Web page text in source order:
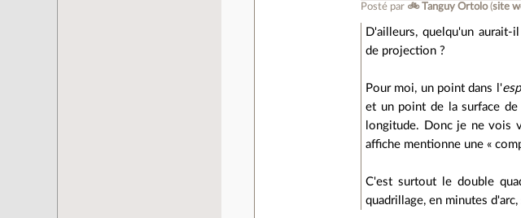
Posté par 🚲 Tanguy Ortolo(site
D'ailleurs, quelqu'un
de projection ?
Pour moi, un point dans l'
et un point de la surface de
longitude. Donc je ne vois
affiche mentionne une «
C'est surtout le double
quadrillage, en minutes